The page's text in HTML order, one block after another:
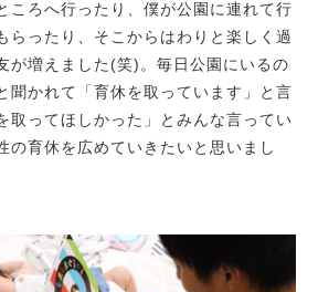
ころへ行ったり、僕が公園に連れて行
らったり、そこからはわりと楽しく過
が増えました(笑)。毎日公園にいるの
聞かれて「育休を取っています」と言
取ってほしかった」とみんな言ってい
の育休を広めていきたいと思いまし